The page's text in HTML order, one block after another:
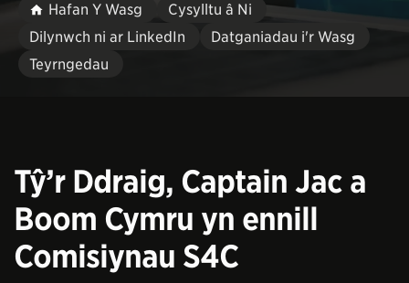
Hafan Y Wasg
Cysylltu â Ni
Dilynwch ni ar LinkedIn
Datganiadau i'r Wasg
Teyrngedau
Tŷ’r Ddraig, Captain Jac a
Boom Cymru yn ennill
Comisiynau S4C